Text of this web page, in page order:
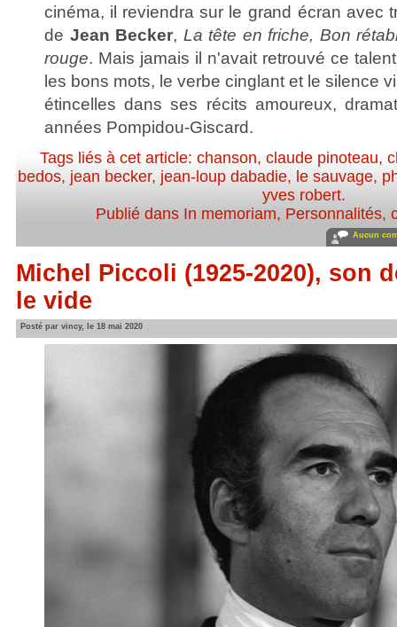
cinéma, il reviendra sur le grand écran avec
de Jean Becker, La tête en friche, Bon
rouge. Mais jamais il n'avait retrouvé ce
les bons mots, le verbe cinglant et le silence
étincelles dans ses récits amoureux,
années Pompidou-Giscard.
Tags liés à cet article: chanson, claude pinoteau,
bedos, jean becker, jean-loup dabadie, le sauvage,
yves robert.
Publié dans In memoriam, Personnalités,
Aucun
Michel Piccoli (1925-2020), son
le vide
Posté par vincy, le 18 mai 2020